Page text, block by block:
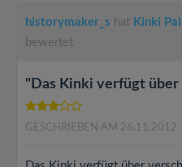
historymaker_s hat Kinki
bewertet
"Das Kinki verfügt über
GESCHRIEBEN AM 26.11.2012